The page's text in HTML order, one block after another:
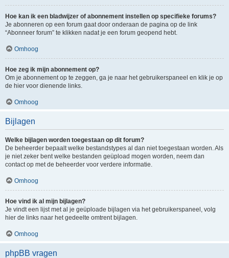
Hoe kan ik een bladwijzer of abonnement instellen op specifieke forums?
Je abonneren op een forum gaat door onderaan de pagina op de link
“Abonneer forum” te klikken nadat je een forum geopend hebt.
Omhoog
Hoe zeg ik mijn abonnement op?
Om je abonnement op te zeggen, ga je naar het gebruikerspaneel en klik je op
de hier voor dienende links.
Omhoog
Bijlagen
Welke bijlagen worden toegestaan op dit forum?
De beheerder bepaalt welke bestandstypes al dan niet toegestaan worden. Als
je niet zeker bent welke bestanden geüpload mogen worden, neem dan
contact op met de beheerder voor verdere informatie.
Omhoog
Hoe vind ik al mijn bijlagen?
Je vindt een lijst met al je geüploade bijlagen via het gebruikerspaneel, volg
hier de links naar het gedeelte omtrent bijlagen.
Omhoog
phpBB vragen